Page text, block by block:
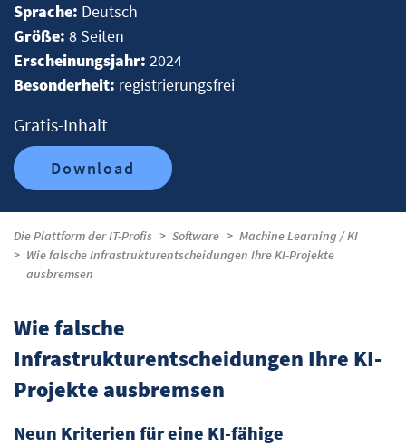
Sprache: Deutsch
Größe: 8 Seiten
Erscheinungsjahr: 2024
Besonderheit: registrierungsfrei
Gratis-Inhalt
Download
Die Plattform der IT-Profis Software
Machine Learning / KI
Wie falsche Infrastrukturentscheidungen Ihre KI-Projekte
ausbremsen
Wie falsche
Infrastrukturentscheidungen Ihre KI-
Projekte ausbremsen
Neun Kriterien für eine KI-fähige